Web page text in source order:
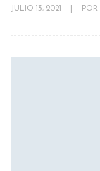
JULIO 13, 2021 POR